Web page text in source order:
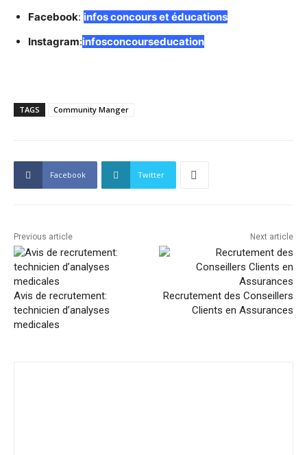
Facebook: infos concours et éducations
Instagram:infosconcourseducation
TAGS Community Manger
Facebook Twitter
Previous article
Avis de recrutement:
technicien d’analyses
medicales
Next article
Recrutement des Conseillers
Clients en Assurances